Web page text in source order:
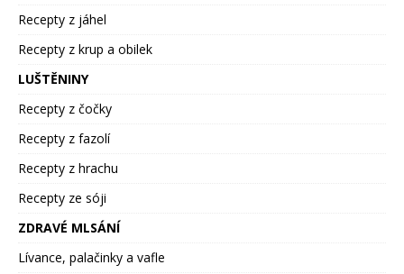
Recepty z jáhel
Recepty z krup a obilek
LUŠTĚNINY
Recepty z čočky
Recepty z fazolí
Recepty z hrachu
Recepty ze sóji
ZDRAVÉ MLSÁNÍ
Lívance, palačinky a vafle